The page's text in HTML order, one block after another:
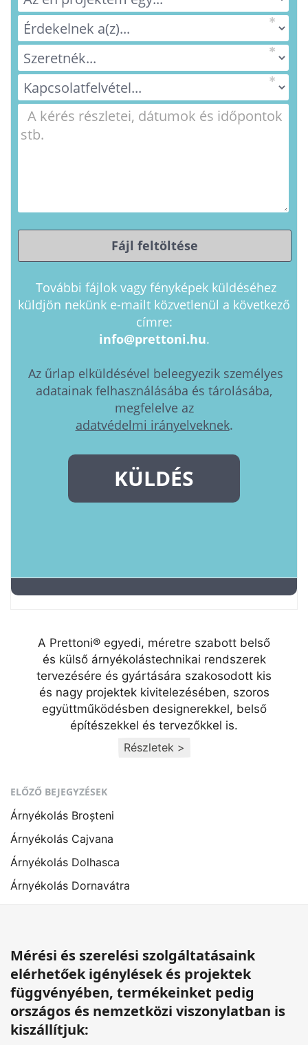
A Prettoni® egyedi, méretre szabott belső
és külső árnyékolástechnikai rendszerek
tervezésére és gyártására szakosodott kis
és nagy projektek kivitelezésében, szoros
együttműködésben designerekkel, belső
építészekkel és tervezőkkel is.
Részletek >
ELŐZŐ BEJEGYZÉSEK
Árnyékolás Broșteni
Árnyékolás Cajvana
Árnyékolás Dolhasca
Árnyékolás Dornavátra
Mérési és szerelési szolgáltatásaink
elérhetőek igénylések és projektek
függvényében, termékeinket pedig
országos és nemzetközi viszonylatban is
kiszállítjuk: